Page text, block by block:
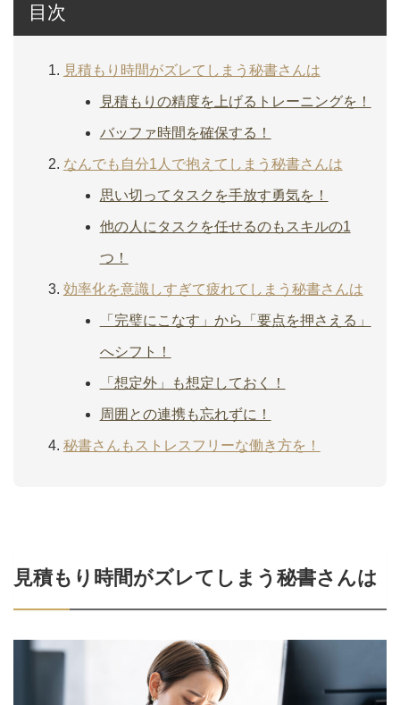
目次
見積もり時間がズレてしまう秘書さんは
見積もりの精度を上げるトレーニングを！
バッファ時間を確保する！
なんでも自分1人で抱えてしまう秘書さんは
思い切ってタスクを手放す勇気を！
他の人にタスクを任せるのもスキルの1
つ！
効率化を意識しすぎて疲れてしまう秘書さんは
「完璧にこなす」から「要点を押さえる」
へシフト！
「想定外」も想定しておく！
周囲との連携も忘れずに！
秘書さんもストレスフリーな働き方を！
見積もり時間がズレてしまう秘書さんは